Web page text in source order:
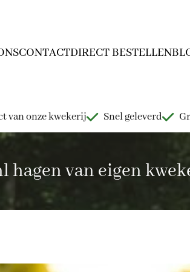
CONTACTDIRECT BESTELLEN
van onze kwekerij Snel geleverd
hagen van eigen